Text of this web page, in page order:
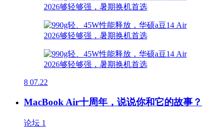
8 07.22
MacBook Air十周年，说说你和它的故事？
论坛 1